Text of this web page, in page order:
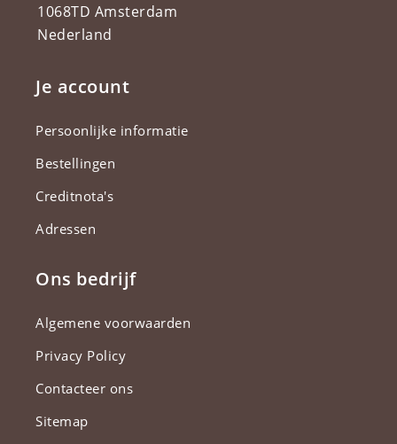
1068TD Amsterdam
Nederland
Je account
Persoonlijke informatie
Bestellingen
Creditnota's
Adressen
Ons bedrijf
Algemene voorwaarden
Privacy Policy
Contacteer ons
Sitemap